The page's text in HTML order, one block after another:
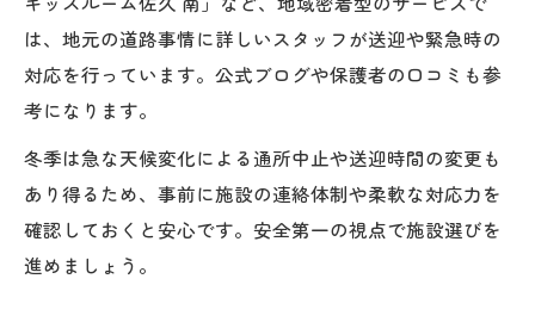
は、地元の道路事情に詳しいスタッフが送迎や緊急時の
対応を行っています。公式ブログや保護者の口コミも参
考になります。
冬季は急な天候変化による通所中止や送迎時間の変更も
あり得るため、事前に施設の連絡体制や柔軟な対応力を
確認しておくと安心です。安全第一の視点で施設選びを
進めましょう。